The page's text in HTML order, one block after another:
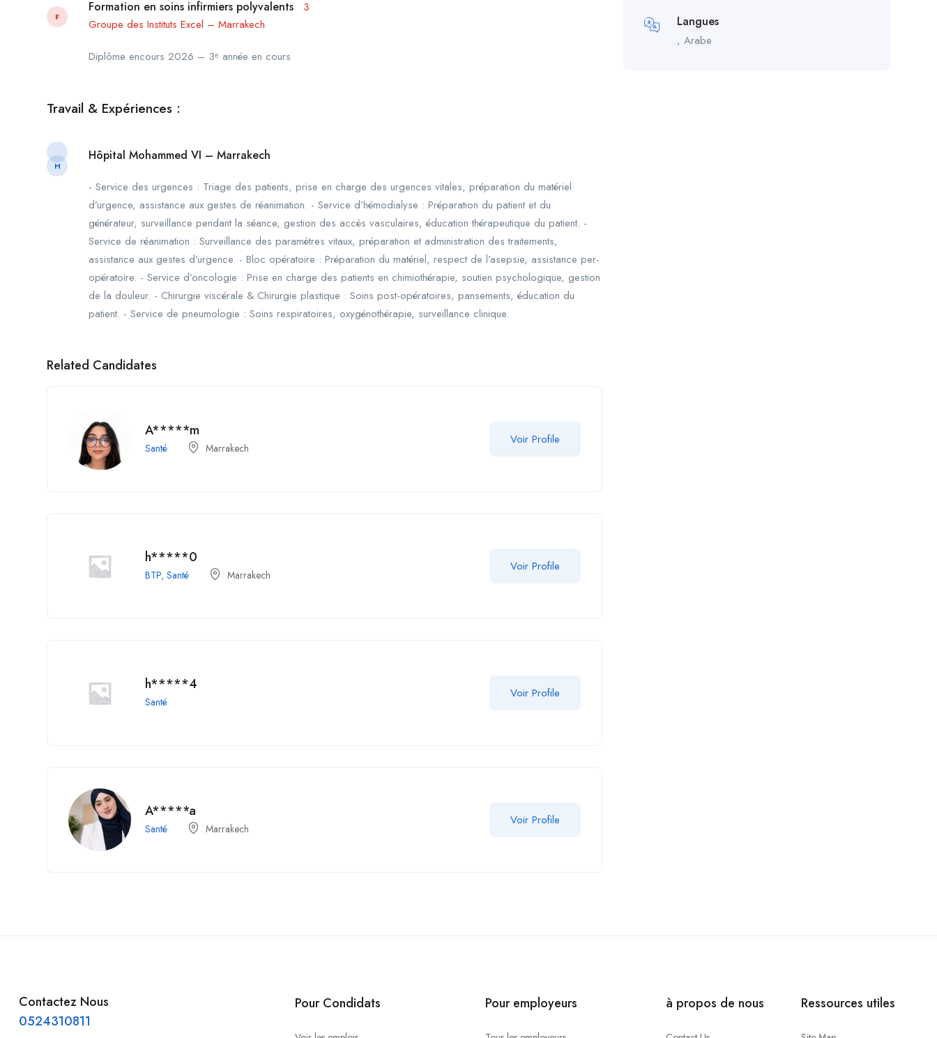
F
Formation en soins infirmiers polyvalents 3
Groupe des Instituts Excel – Marrakech
Diplôme encours 2026 – 3ᵉ année en cours
Travail & Expériences :
H
Hôpital Mohammed VI – Marrakech
- Service des urgences : Triage des patients, prise en charge des urgences vitales, préparation du matériel
d’urgence, assistance aux gestes de réanimation. - Service d’hémodialyse : Préparation du patient et du
générateur, surveillance pendant la séance, gestion des accès vasculaires, éducation thérapeutique du patient. -
Service de réanimation : Surveillance des paramètres vitaux, préparation et administration des traitements,
assistance aux gestes d’urgence. - Bloc opératoire : Préparation du matériel, respect de l’asepsie, assistance per-
opératoire. - Service d’oncologie : Prise en charge des patients en chimiothérapie, soutien psychologique, gestion
de la douleur. - Chirurgie viscérale & Chirurgie plastique : Soins post-opératoires, pansements, éducation du
patient. - Service de pneumologie : Soins respiratoires, oxygénothérapie, surveillance clinique.
Related Candidates
A*****m
Santé Marrakech
Voir Profile
h*****0
BTP, Santé Marrakech
Voir Profile
h*****4
Santé
Voir Profile
A*****a
Santé Marrakech
Voir Profile
Langues
, Arabe
Contactez Nous
0524310811
Pour Condidats Pour employeurs à propos de nous Ressources utiles